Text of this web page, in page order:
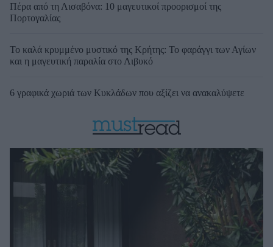
Πέρα από τη Λισαβόνα: 10 μαγευτικοί προορισμοί της
Πορτογαλίας
Το καλά κρυμμένο μυστικό της Κρήτης: Το φαράγγι των Αγίων
και η μαγευτική παραλία στο Λιβυκό
6 γραφικά χωριά των Κυκλάδων που αξίζει να ανακαλύψετε